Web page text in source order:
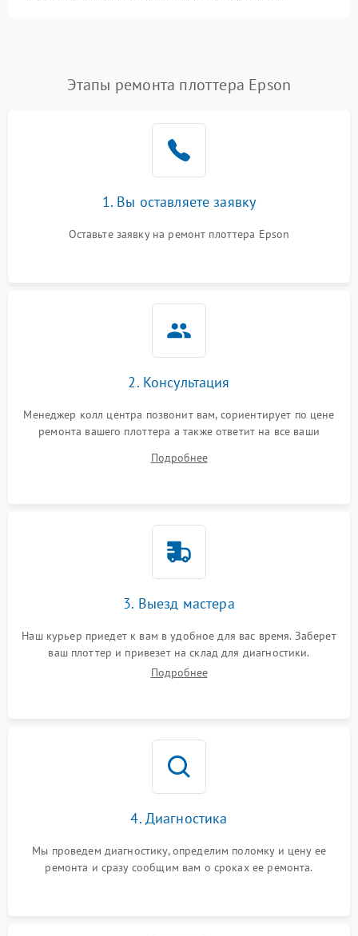
Этапы ремонта плоттера Epson
1. Вы оставляете заявку
Оставьте заявку на ремонт плоттера Epson
2. Консультация
Менеджер колл центра позвонит вам, сориентирует по цене
ремонта вашего плоттера а также ответит на все ваши
Подробнее
3. Выезд мастера
Наш курьер приедет к вам в удобное для вас время. Заберет
ваш плоттер и привезет на склад для диагностики.
Подробнее
4. Диагностика
Мы проведем диагностику, определим поломку и цену ее
ремонта и сразу сообщим вам о сроках ее ремонта.